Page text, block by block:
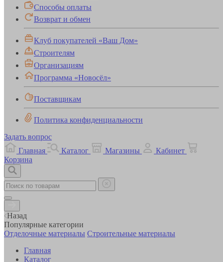
Способы оплаты
Возврат и обмен
Клуб покупателей «Ваш Дом»
Строителям
Организациям
Программа «Новосёл»
Поставщикам
Политика конфиденциальности
Задать вопрос
Главная
Каталог Магазины
Кабинет
Корзина
Назад
Популярные категории
Отделочные материалы Строительные материалы
Главная
Каталог